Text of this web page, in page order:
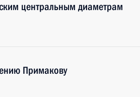
центральным диаметрам
Примакову